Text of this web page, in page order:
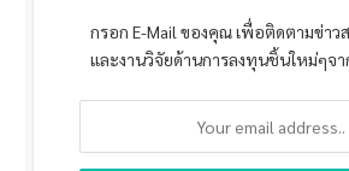
กรอก E-Mail ของคุณ เพื่อติดตามข่าว
และงานวิจัยด้านการลงทุนชิ้นใหม่ๆจา